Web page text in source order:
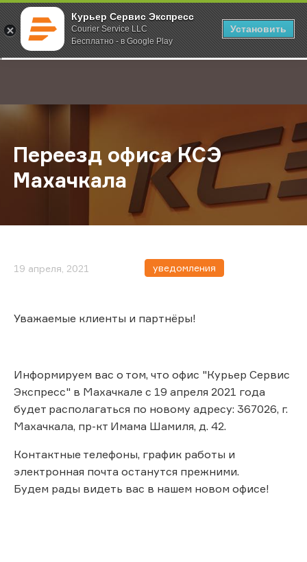
Курьер Сервис Экспресс
Courier Service LLC
Бесплатно - в Google Play
Установить
;
Главная О компании Новости Переезд офиса КСЭ Махачкала
Переезд офиса КСЭ
Махачкала
19 апреля, 2021 уведомления
Уважаемые клиенты и партнёры!
Информируем вас о том, что офис "Курьер Сервис
Экспресс" в Махачкале с 19 апреля 2021 года
будет располагаться по новому адресу: 367026, г.
Махачкала, пр-кт Имама Шамиля, д. 42.
Контактные телефоны, график работы и
электронная почта останутся прежними.
Будем рады видеть вас в нашем новом офисе!